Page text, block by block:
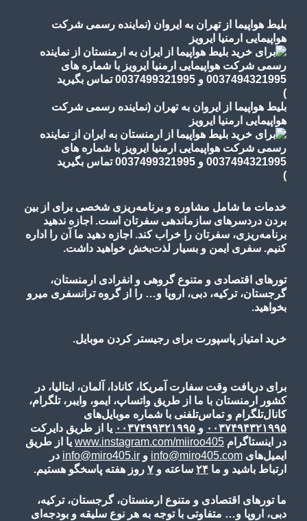
بلیط هواپیما از تهران به ایروان (نماینده رسمی شرکت
هواپیمایی ارمنیا ایرویز
)
بلیط هواپیما از ایروان به تهران (نماینده رسمی شرکت
هواپیمایی ارمنیا ایرویز
)
خدمات ما شامل مشاوره و برنامه‌ریزی شخصی برای از بین
بردن دردسرهای سازماندهی سفرتان است. اجازه ندهید
برنامه‌ریزی، سفرتان را خراب کند. اجازه دهید ما آن را اداره
کنیم. سفری ایمن و بسیار لذت‌بخش خواهید داشت.
تورهای اقتصادی و متنوع گروهی و انفرادی ارمنستان،
گرجستان، ترکیه، دبی، اروپا و… را از گروه ترانسفری میرو
بخواهید.
خرید امتیاز پاسپورت برای رجیستر کردن موبایل.
برای دریافت وقت سفارت آمریکا، کانادا، آلمان، ایتالیا، در
کشور ارمنستان با ما از طریق واتساپ، ایمو، وایبر، تلگرام،
کانال‌تلگرام و تماس‌تلفنی با شماره موبایل‌های
۰۰۳۷۴۹۴۳۲۱۹۹۵ و ۰۰۳۷۴۹۹۳۲۱۹۹۵ یا از طریق دایرکت
در اینستاگرام www.instagram.com/miiroo405 یا از طریق
ایمیل‌های info@miro405.com و info@miro405.ir در
ارتباط باشید و ما ۲۴ ساعته و ۷ روز هفته پاسخگو هستیم.
ما تورهای اقتصادی و متنوع ارمنستان، گرجستان، ترکیه،
دبی، اروپا و… متفاوتی با توجه به هر نوع سلیقه و بودجه‌ای